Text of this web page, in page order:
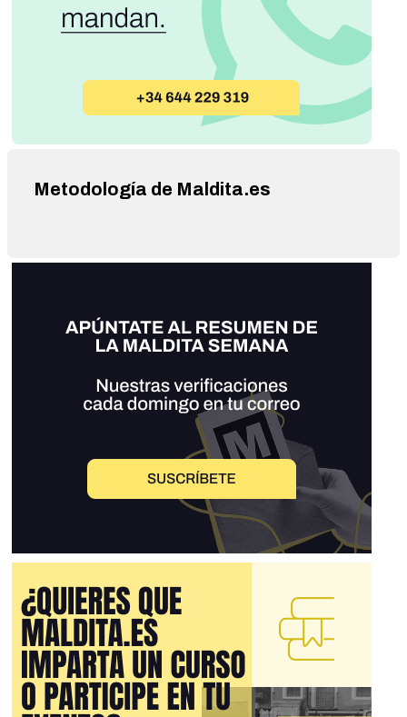
Metodología de Maldita.es